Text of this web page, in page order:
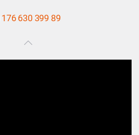
630 399 89